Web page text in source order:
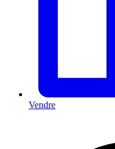
Vendre